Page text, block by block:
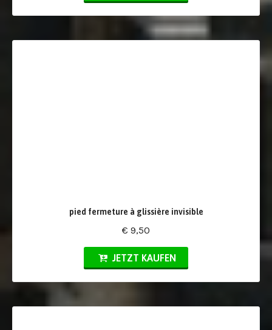
pied fermeture à glissière invisible
€ 9,50
JETZT KAUFEN